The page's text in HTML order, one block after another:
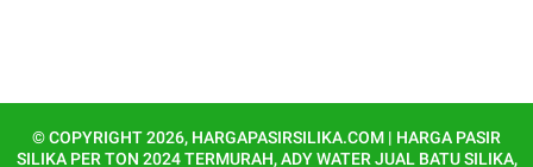
© COPYRIGHT2026, HARGAPASIRSILIKA.COM | HARGA PASIR
SILIKA PER TON 2024 TERMURAH, ADY WATER JUAL BATU SILIKA,